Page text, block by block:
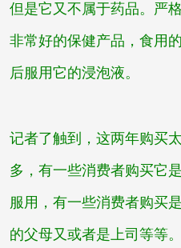
但是它又不属于药品。严
非常好的保健产品，食用
后服用它的浸泡液。
记者了触到，这两年购买
多，有一些消费者购买它
服用，有一些消费者购买
的父母又或者是上司等等